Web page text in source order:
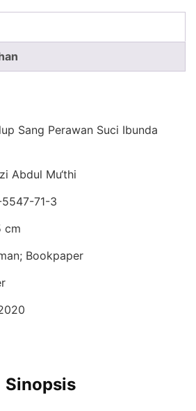
Sang Perawan Suci Ibunda
Abdul Mu‘thi
71-3
cm
Bookpaper
Sinopsis